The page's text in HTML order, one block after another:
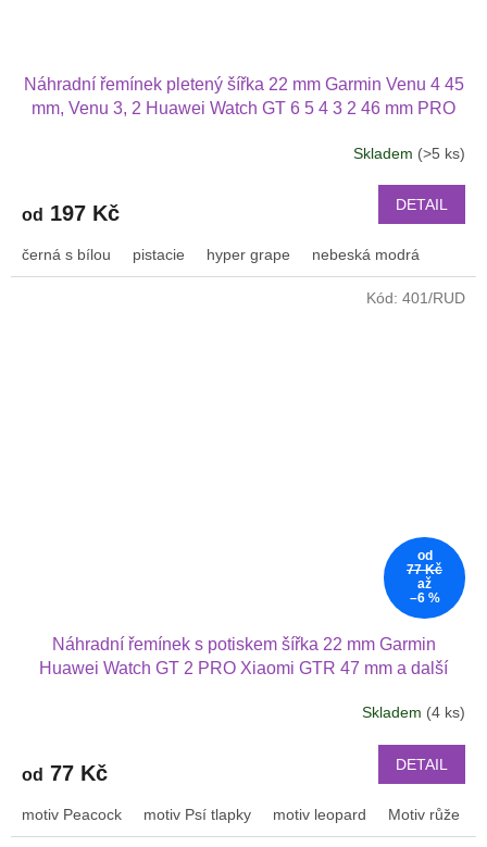
Náhradní řemínek pletený šířka 22 mm Garmin Venu 4 45
mm, Venu 3, 2 Huawei Watch GT 6 5 4 3 2 46 mm PRO
je
z
5
Skladem (>5 ks)
od 197 Kč DETAIL
černá s bílou pistacie hyper grape nebeská modrá
od
77 Kč
až
–6 %
Náhradní řemínek s potiskem šířka 22 mm Garmin
Huawei Watch GT 2 PRO Xiaomi GTR 47 mm a další
Skladem (4 ks)
od 77 Kč DETAIL
motiv Peacock motiv Psí tlapky motiv leopard Motiv růže
Kód: 401/RUD